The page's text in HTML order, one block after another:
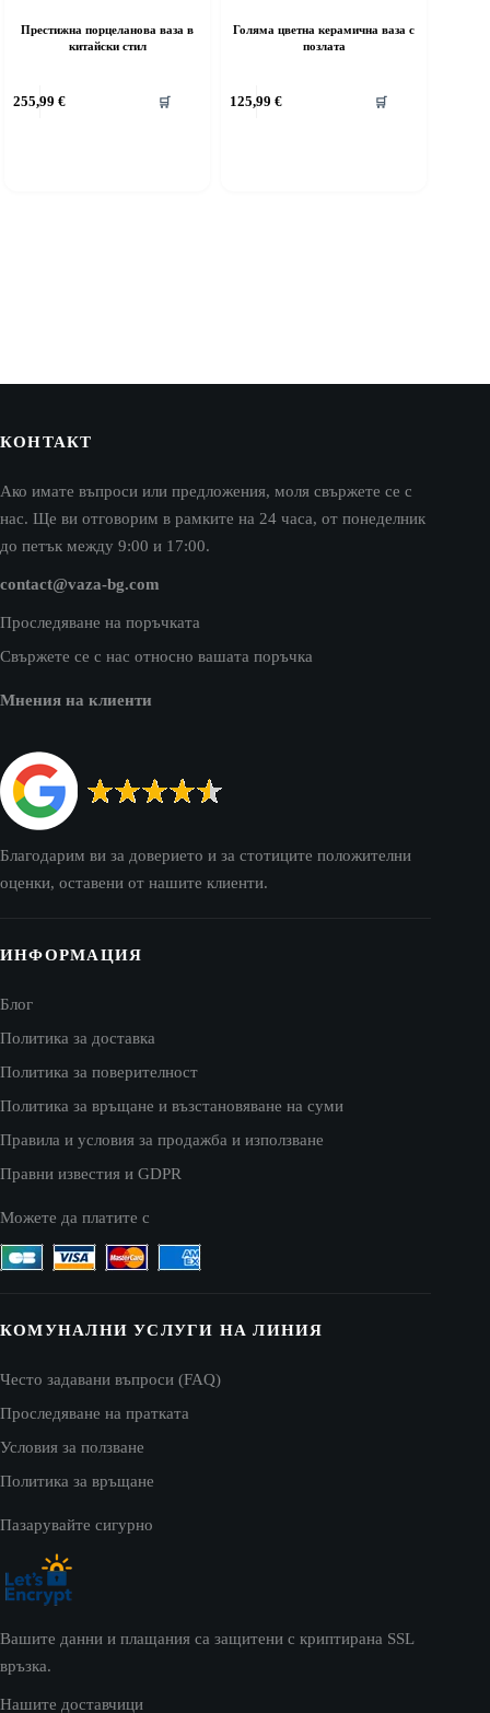
Престижна порцеланова ваза в
китайски стил
255,99€ 🛒
Голяма цветна керамична ваза с
позлата
125,99€ 🛒
КОНТАКТ
Ако имате въпроси или предложения, моля свържете се с
нас. Ще ви отговорим в рамките на 24 часа, от понеделник
до петък между 9:00 и 17:00.
contact@vaza-bg.com
Проследяване на поръчката
Свържете се с нас относно вашата поръчка
Мнения на клиенти
Благодарим ви за доверието и за стотиците положителни
оценки, оставени от нашите клиенти.
ИНФОРМАЦИЯ
Блог
Политика за доставка
Политика за поверителност
Политика за връщане и възстановяване на суми
Правила и условия за продажба и използване
Правни известия и GDPR
Можете да платите с
КОМУНАЛНИ УСЛУГИ НА ЛИНИЯ
Често задавани въпроси (FAQ)
Проследяване на пратката
Условия за ползване
Политика за връщане
Пазарувайте сигурно
Вашите данни и плащания са защитени с криптирана SSL
връзка.
Нашите доставчици